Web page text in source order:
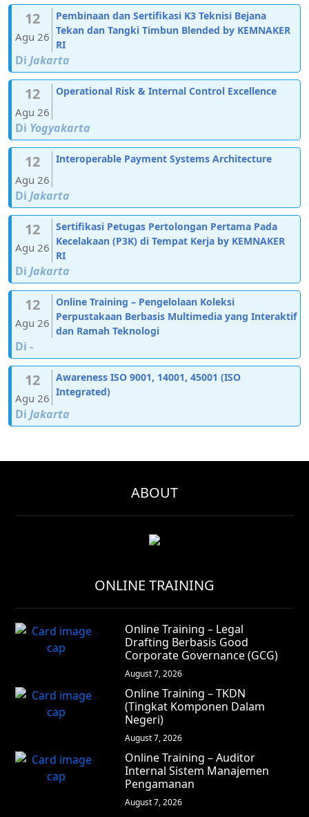
12
Agu 26
Pembinaan dan Sertifikasi K3 Teknisi Bejana
Tekan dan Tangki Timbun Blended by KEMNAKER
RI
Di Jakarta
12
Agu 26
Operational Risk & Internal Control Excellence
Di Yogyakarta
12
Agu 26
Interoperable Payment Systems Architecture
Di Jakarta
12
Agu 26
Sertifikasi Petugas Pertolongan Pertama Pada
Kecelakaan (P3K) di Tempat Kerja by KEMNAKER
RI
Di Jakarta
12
Agu 26
Online Training – Pengelolaan Koleksi
Perpustakaan Berbasis Multimedia yang Interaktif
dan Ramah Teknologi
Di -
12
Agu 26
Awareness ISO 9001, 14001, 45001 (ISO
Integrated)
Di Jakarta
ABOUT
ONLINE TRAINING
Online Training – Legal
Drafting Berbasis Good
Corporate Governance (GCG)
August 7, 2026
Online Training – TKDN
(Tingkat Komponen Dalam
Negeri)
August 7, 2026
Online Training – Auditor
Internal Sistem Manajemen
Pengamanan
August 7, 2026